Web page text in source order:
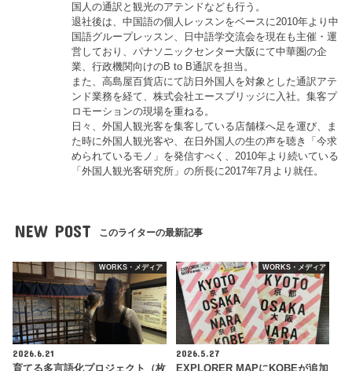
国人の通訳と観光のアテンドなども行う。
退社後は、中国語の個人レッスンをベースに2010年より中
国語グループレッスン、日中語学交流会を現在も主催・運
営しており、パナソニックセンター大阪にて中華圏の企
業、行政機関向けのB to B通訳を担当。
また、高島屋百貨店にて訪日外国人を対象とした通訳アテ
ンド業務を経て、株式会社エースブリッジに入社。集客プ
ロモーションの現場を重ねる。
日々、外国人観光客を集客している店舗様へ足を運び、ま
た時に外国人観光客や、在日外国人の生の声を聴き「今求
められているモノ」を発信すべく、2010年より続いている
「外国人観光客研究所」の所長に2017年7月より就任。
NEW POST このライターの最新記事
WORKS・メディア
2026.6.21
育てる多言語化プロジェクト（枚
WORKS・メディア
2026.5.27
EXPLORER MAPにKOBEが追加